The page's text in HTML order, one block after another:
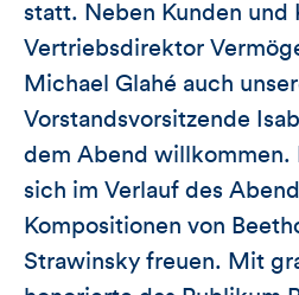
statt. Neben Kunden und
Vertriebsdirektor
Michael Glahé auch
Vorstandsvorsitzende
dem Abend willkommen.
sich im Verlauf des
Kompositionen von
Strawinsky freuen. Mit